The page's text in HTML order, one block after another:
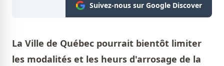
Suivez-nous sur Google Discover
La Ville de Québec pourrait bientôt limiter
les modalités et les heurs d'arrosage de la